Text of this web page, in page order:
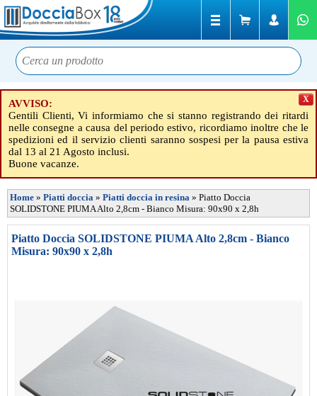
AVVISO:
Gentili Clienti, Vi informiamo che si stanno registrando dei ritardi
nelle consegne a causa del periodo estivo, ricordiamo inoltre che le
spedizioni ed il servizio clienti saranno sospesi per la pausa estiva
dal 13 al 21 Agosto inclusi.
Buone vacanze.
X
Home » Piatti doccia » Piatti doccia in resina » Piatto Doccia
SOLIDSTONE PIUMA Alto 2,8cm - Bianco Misura: 90x90 x 2,8h
Piatto Doccia SOLIDSTONE PIUMA Alto 2,8cm - Bianco
Misura: 90x90 x 2,8h